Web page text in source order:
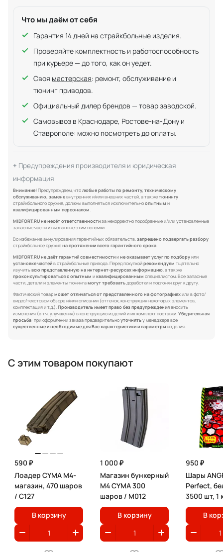
Что мы даём от себя
Гарантия 14 дней на страйкбольные изделия.
Проверяйте комплектность и работоспособность
при курьере — до того, как он уедет.
Своя мастерская: ремонт, обслуживание и
тюнинг приводов.
Официальный дилер брендов — товар заводской.
Самовывоз в Краснодаре, Ростове-на-Дону и
Ставрополе: можно посмотреть до оплаты.
Предупреждения производителя и юридическая
информация
Внимание!Предупреждаем, чтолюбые работы по ремонту, техническому
обслуживанию, заменевнутренних и/или внешних частей, а так жетюнингу
страйкбольного оружия, должны выполняться исключительноопытным и
квалифицированным персоналом.
MIDFORT.RU не несёт ответственностиза некорректно подобранные и/или установленные
запасные части и вызванные этим поломки.
Во избежание аннулирования гарантийных обязательств,запрещено подвергать разбору
страйкбольное оружиена протяжении всего гарантийного срока.
MIDFORT.RU не даёт гарантий совместимостиине оказывает услуг по подборуили
установке частейв страйкбольные привода. Перед покупкойрекомендуем тщательно
изучитьвсю представленную на интернет-ресурсах информацию, а так же
проконсультироваться с опытным иквалифицированным специалистом. Все запасные
части, детали и элементы тюнингамогут требоватьдоработки и подгонки друг к другу.
Фактический товарможет отличаться от представленного на фотографияхили в фото/
видео/текстовом обзоре и/или описании (оттенок, конструкция некоторых элементов,
комплектация и т.д.).Производитель имеет право без предупреждениявносить
изменения (в т.ч. улучшения) в конструкцию изделий и их комплект поставки.Убедительная
просьба: при оформлении заказа предварительноуточнятьу менеджера все
существенные и необходимые для Вас характеристики и параметры изделия.
С этим товаром покупают
590 ₽
Лоадер CYMA M4-
магазин, 470 шаров
/ C127
В корзину
1 000 ₽
Магазин бункерный
M4 CYMA 300
шаров / М012
В корзину
950 ₽
Шары
Perfect,
3500 шт, 1
В